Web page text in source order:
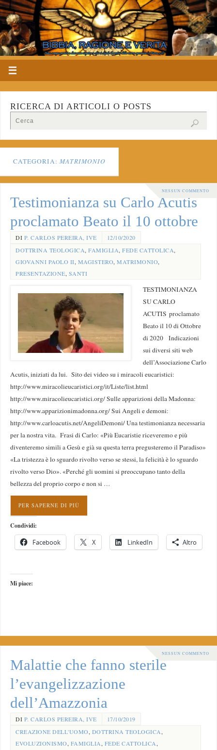
RICERCA DI ARTICOLI O POSTS
CATEGORIA: MATRIMONIO
NESSUN COMMENTO
Testimonianza su Carlo Acutis
proclamato Beato il 10 ottobre
DI P. CARLOS PEREIRA, IVE
12/10/2020
DOTTRINA TEOLOGICA,FAMIGLIA,FEDE CATTOLICA,
GIOVANNI PAOLO II, MAGISTERO,MATRIMONIO,
PRESENTAZIONE, SANTI
TESTIMONIANZA
SU CARLO
ACUTIS proclamato
Beato il 10 di Ottobre
di 2020 Indicazioni
sui diversi siti web
dell’Associazione Carlo
Acutis, iniziati da lui. Sito dei video su i miracoli eucaristici:
http://www.miracolieucaristici.org/it/Liste/list.html
http://www.miracolieucaristici.org/ Sulle apparizioni della Madonna:
http://www.apparizionimadonna.org/ Sui Angeli e demoni:
http://www.carloacutis.net/AngeliDemoni/ Una testimonianza necessaria
per la nostra vita. Frasi di Carlo: «Più Eucaristie riceveremo e più
diventeremo simili a Gesù e già su questa terra pregusteremo il Paradiso»
«La tristezza è lo sguardo rivolto verso se stessi, la felicità è lo sguardo
rivolto verso Dio». «Perché gli uomini si preoccupano tanto della
bellezza del proprio corpo e non si …
PER SAPERNE DI PIÙ
Condividi:
Facebook X LinkedIn Altro
Mi piace:
NESSUN COMMENTO
Malattie che fanno sterile
l’evangelizzazione
dell’Amazzonia
DI P. CARLOS PEREIRA, IVE
17/10/2019
CREAZIONE DELL'UOMO, DOTTRINA TEOLOGICA,
EVOLUZIONISMO, FAMIGLIA, FEDE CATTOLICA,